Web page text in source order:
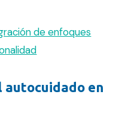
de enfoques
autocuidado en